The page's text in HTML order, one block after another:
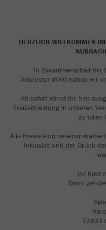
HERZLICH WILLKOMMEN
In Zusammenarbeit mit
Ausrüster JAKO haben wir
Ab sofort könnt Ihr hier
Freizeitkleidung in unseren
zu tollen
Alle Preise sind
Inklusive und der Druck
Ihr habt
Dann
77833